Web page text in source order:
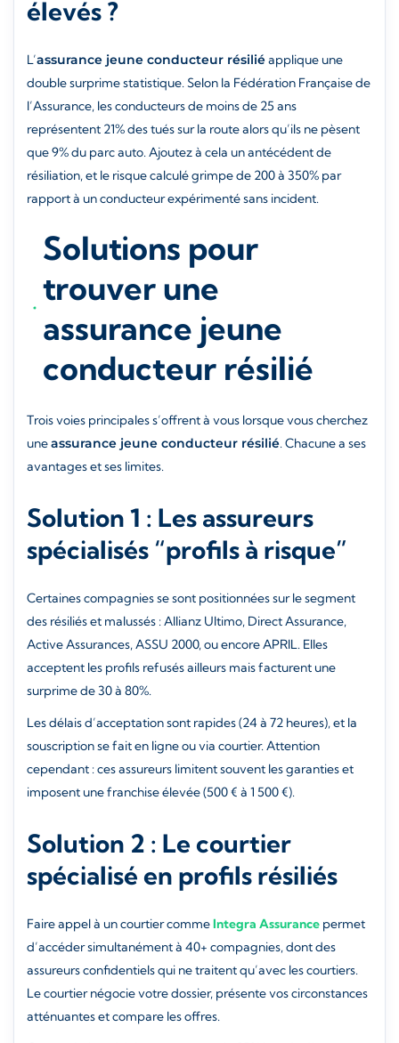
élevés ?
L’assurance jeune conducteur résiliéapplique une
double surprime statistique. Selon la Fédération Française de
l’Assurance, les conducteurs de moins de 25 ans
représentent 21% des tués sur la route alors qu’ils ne pèsent
que 9% du parc auto. Ajoutez à cela un antécédent de
résiliation, et le risque calculé grimpe de 200 à 350% par
rapport à un conducteur expérimenté sans incident.
Solutions pour
trouver une
assurance jeune
conducteur résilié
Trois voies principales s’offrent à vous lorsque vous cherchez
uneassurance jeune conducteur résilié. Chacune a ses
avantages et ses limites.
Solution 1 : Les assureurs
spécialisés “profils à risque”
Certaines compagnies se sont positionnées sur le segment
des résiliés et malussés : Allianz Ultimo, Direct Assurance,
Active Assurances, ASSU 2000, ou encore APRIL. Elles
acceptent les profils refusés ailleurs mais facturent une
surprime de 30 à 80%.
Les délais d’acceptation sont rapides (24 à 72 heures), et la
souscription se fait en ligne ou via courtier. Attention
cependant : ces assureurs limitent souvent les garanties et
imposent une franchise élevée (500 € à 1 500 €).
Solution 2 : Le courtier
spécialisé en profils résiliés
Faire appel à un courtier commeIntegra Assurance permet
d’accéder simultanément à 40+ compagnies, dont des
assureurs confidentiels qui ne traitent qu’avec les courtiers.
Le courtier négocie votre dossier, présente vos circonstances
atténuantes et compare les offres.